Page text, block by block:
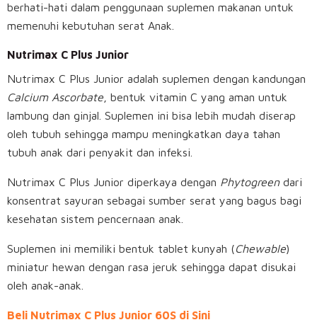
berhati-hati dalam penggunaan suplemen makanan untuk
memenuhi kebutuhan serat Anak.
Nutrimax C Plus Junior
Nutrimax C Plus Junior adalah suplemen dengan kandungan
Calcium Ascorbate , bentuk vitamin C yang aman untuk
lambung dan ginjal. Suplemen ini bisa lebih mudah diserap
oleh tubuh sehingga mampu meningkatkan daya tahan
tubuh anak dari penyakit dan infeksi.
Nutrimax C Plus Junior diperkaya dengan Phytogreen dari
konsentrat sayuran sebagai sumber serat yang bagus bagi
kesehatan sistem pencernaan anak.
Suplemen ini memiliki bentuk tablet kunyah (Chewable)
miniatur hewan dengan rasa jeruk sehingga dapat disukai
oleh anak-anak.
Beli Nutrimax C Plus Junior 60S di Sini